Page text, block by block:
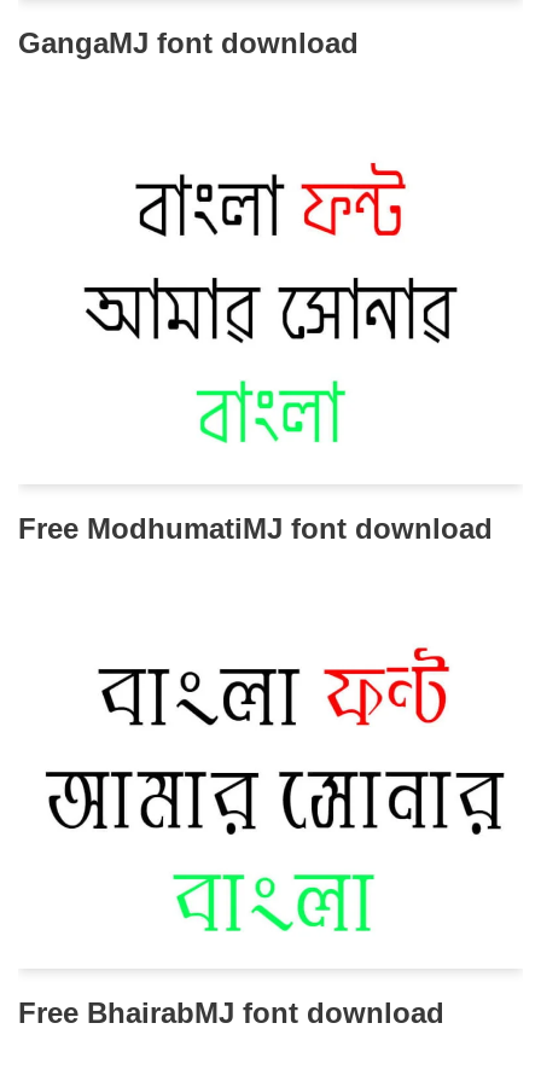
GangaMJ font download
Free ModhumatiMJ font download
Free BhairabMJ font download